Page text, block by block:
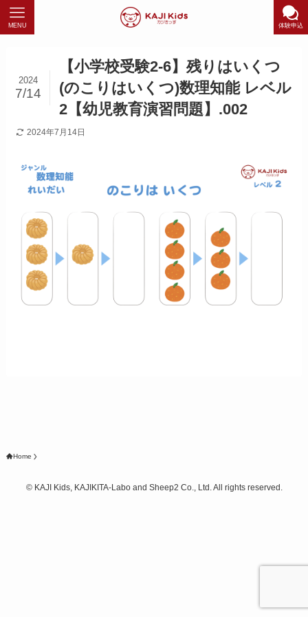
体験申込
MENU
【小学校受験2-6】残りはいくつ
(のこりはいくつ)数理知能 レベル
2【幼児教育演習問題】.002
2024
7/14
2024年7月14日
Home
©KAJI Kids, KAJIKITA-Labo and Sheep2 Co., Ltd. All rights reserved.